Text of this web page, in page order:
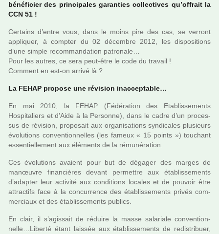
béné­fi­cier des prin­ci­pa­les garan­ties col­lec­ti­ves qu’offrait la
CCN 51 !
Certains d’entre vous, dans le moins pire des cas, se ver­ront
appli­quer, à comp­ter du 02 décem­bre 2012, les dis­po­si­tions
d’une simple recom­man­da­tion patro­nale…
Pour les autres, ce sera peut-être le code du tra­vail !
Comment en est-on arrivé là ?
La FEHAP pro­pose une révi­sion inac­cep­ta­ble…
En mai 2010, la FEHAP (Fédération des Etablissements
Hospitaliers et d’Aide à la Personne), dans le cadre d’un pro­ces­
sus de révi­sion, pro­po­sait aux orga­ni­sa­tions syn­di­ca­les plu­sieurs
évolutions conven­tion­nel­les (les fameux « 15 points ») tou­chant
essen­tiel­le­ment aux éléments de la rému­né­ra­tion.
Ces évolutions avaient pour but de déga­ger des marges de
manœu­vre finan­ciè­res devant per­met­tre aux établissements
d’adap­ter leur acti­vité aux condi­tions loca­les et de pou­voir être
attrac­tifs face à la concur­rence des établissements privés com­
mer­ciaux et des établissements publics.
En clair, il s’agis­sait de réduire la masse sala­riale conven­tion­
nelle…Liberté étant lais­sée aux établissements de redis­tri­buer,